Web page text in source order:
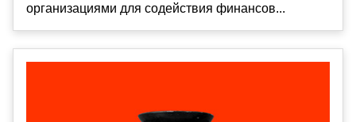
организациями для содействия финансов...